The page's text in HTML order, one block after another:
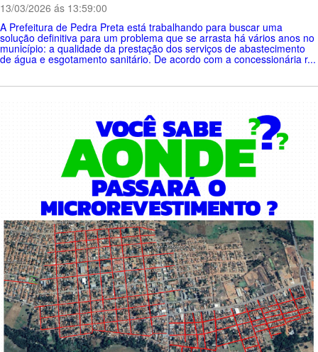
13/03/2026 ás 13:59:00
A Prefeitura de Pedra Preta está trabalhando para buscar uma
solução definitiva para um problema que se arrasta há vários anos no
município: a qualidade da prestação dos serviços de abastecimento
de água e esgotamento sanitário. De acordo com a concessionária r...